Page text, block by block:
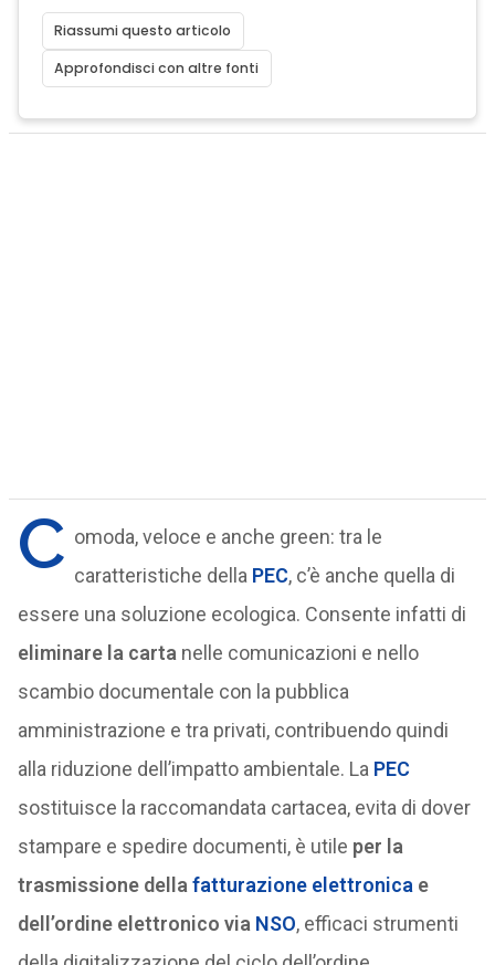
Riassumi questo articolo
Approfondisci con altre fonti
C omoda, veloce e anche green: tra le
caratteristiche della PEC, c’è anche quella di
essere una soluzione ecologica. Consente infatti di
eliminare la carta nelle comunicazioni e nello
scambio documentale con la pubblica
amministrazione e tra privati, contribuendo quindi
alla riduzione dell’impatto ambientale. La PEC
sostituisce la raccomandata cartacea, evita di dover
stampare e spedire documenti, è utile per la
trasmissione della fatturazione elettronica e
dell’ordine elettronico via NSO, efficaci strumenti